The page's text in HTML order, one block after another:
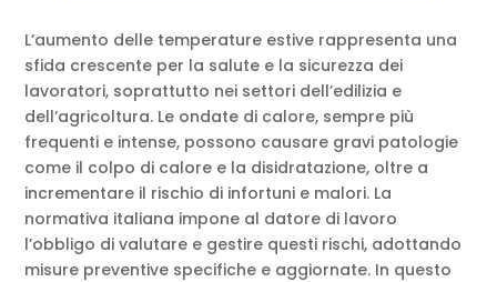
L’aumento delle temperature estive rappresenta una
sfida crescente per la salute e la sicurezza dei
lavoratori, soprattutto nei settori dell’edilizia e
dell’agricoltura. Le ondate di calore, sempre più
frequenti e intense, possono causare gravi patologie
come il colpo di calore e la disidratazione, oltre a
incrementare il rischio di infortuni e malori. La
normativa italiana impone al datore di lavoro
l’obbligo di valutare e gestire questi rischi, adottando
misure preventive specifiche e aggiornate. In questo